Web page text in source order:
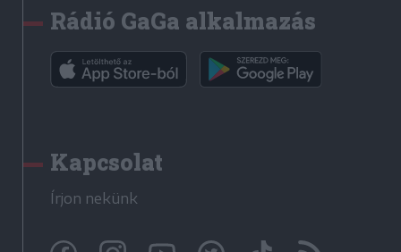
Rádió GaGa alkalmazás
Kapcsolat
Írjon nekünk